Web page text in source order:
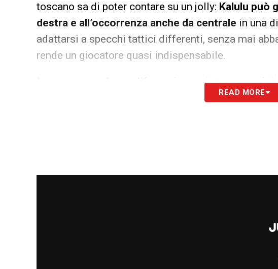
toscano sa di poter contare su un jolly: Kalulu può
destra e all’occorrenza anche da centrale in una
adattarsi a specchi tattici differenti, senza mai
rende un giocatore quasi indispensabile.
In un mercato dove i difensori completi sono rari
un dovere strategico. La dirigenza juventina ne è
rappresentare la prima pedina per ricostruire la
READ MORE